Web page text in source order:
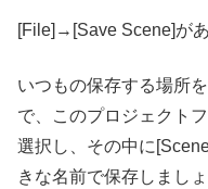
[File]→[Save Scene]が
いつもの保存する場所
で、このプロジェクト
選択し、その中に
きな名前で保存しましょ